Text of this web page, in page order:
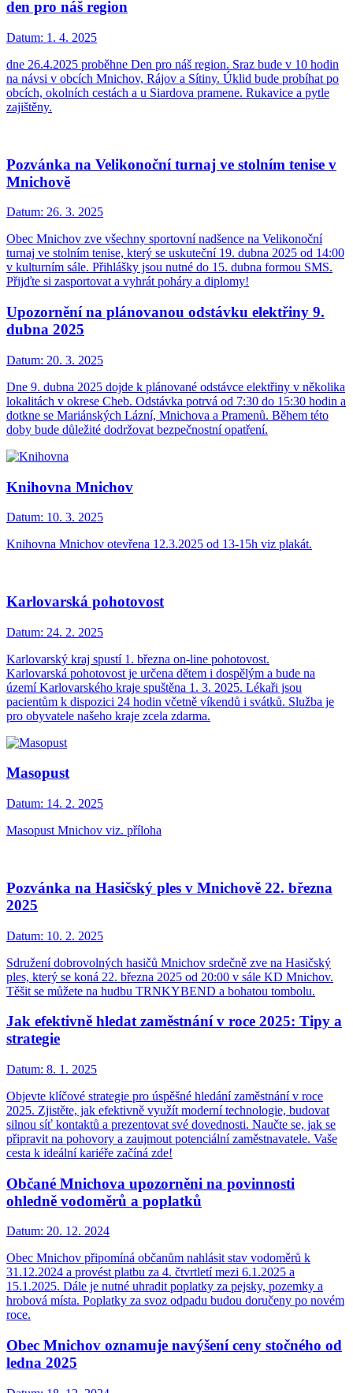
den pro náš region
Datum: 1. 4. 2025
dne 26.4.2025 proběhne Den pro náš region. Sraz bude v 10 hodin
na návsi v obcích Mnichov, Rájov a Sítiny. Úklid bude probíhat po
obcích, okolních cestách a u Siardova pramene. Rukavice a pytle
zajištěny.
Pozvánka na Velikonoční turnaj ve stolním tenise v
Mnichově
Datum: 26. 3. 2025
Obec Mnichov zve všechny sportovní nadšence na Velikonoční
turnaj ve stolním tenise, který se uskuteční 19. dubna 2025 od 14:00
v kulturním sále. Přihlášky jsou nutné do 15. dubna formou SMS.
Přijďte si zasportovat a vyhrát poháry a diplomy!
Upozornění na plánovanou odstávku elektřiny 9.
dubna 2025
Datum: 20. 3. 2025
Dne 9. dubna 2025 dojde k plánované odstávce elektřiny v několika
lokalitách v okrese Cheb. Odstávka potrvá od 7:30 do 15:30 hodin a
dotkne se Mariánských Lázní, Mnichova a Pramenů. Během této
doby bude důležité dodržovat bezpečnostní opatření.
Knihovna Mnichov
Datum: 10. 3. 2025
Knihovna Mnichov otevřena 12.3.2025 od 13-15h viz plakát.
Karlovarská pohotovost
Datum: 24. 2. 2025
Karlovarský kraj spustí 1. března on-line pohotovost.
Karlovarská pohotovost je určena dětem i dospělým a bude na
území Karlovarského kraje spuštěna 1. 3. 2025. Lékaři jsou
pacientům k dispozici 24 hodin včetně víkendů i svátků. Služba je
pro obyvatele našeho kraje zcela zdarma.
Masopust
Datum: 14. 2. 2025
Masopust Mnichov viz. příloha
Pozvánka na Hasičský ples v Mnichově 22. března
2025
Datum: 10. 2. 2025
Sdružení dobrovolných hasičů Mnichov srdečně zve na Hasičský
ples, který se koná 22. března 2025 od 20:00 v sále KD Mnichov.
Těšit se můžete na hudbu TRNKYBEND a bohatou tombolu.
Jak efektivně hledat zaměstnání v roce 2025: Tipy a
strategie
Datum: 8. 1. 2025
Objevte klíčové strategie pro úspěšné hledání zaměstnání v roce
2025. Zjistěte, jak efektivně využít moderní technologie, budovat
silnou síť kontaktů a prezentovat své dovednosti. Naučte se, jak se
připravit na pohovory a zaujmout potenciální zaměstnavatele. Vaše
cesta k ideální kariéře začíná zde!
Občané Mnichova upozorněni na povinnosti
ohledně vodoměrů a poplatků
Datum: 20. 12. 2024
Obec Mnichov připomíná občanům nahlásit stav vodoměrů k
31.12.2024 a provést platbu za 4. čtvrtletí mezi 6.1.2025 a
15.1.2025. Dále je nutné uhradit poplatky za pejsky, pozemky a
hrobová místa. Poplatky za svoz odpadu budou doručeny po novém
roce.
Obec Mnichov oznamuje navýšení ceny stočného od
ledna 2025